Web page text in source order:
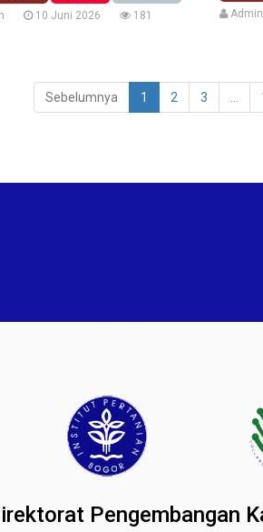
10 Juni 2026 181 Admin
Sebelumnya 1 2 3
Pengembangan